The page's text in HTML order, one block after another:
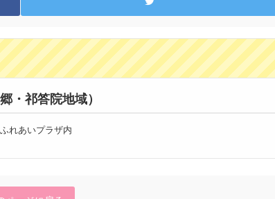
・祁答院地域）
れあいプラザ内